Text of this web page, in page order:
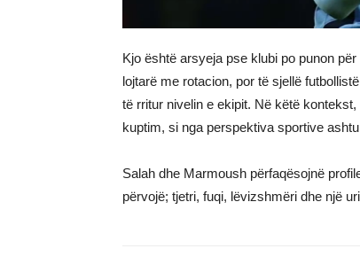
Kjo është arsyeja pse klubi po punon
lojtarë me rotacion, por të sjellë
të rritur nivelin e ekipit. Në këtë
kuptim, si nga perspektiva sportive
Salah dhe Marmoush përfaqësojnë
përvojë; tjetri, fuqi, lëvizshmëri dhe një